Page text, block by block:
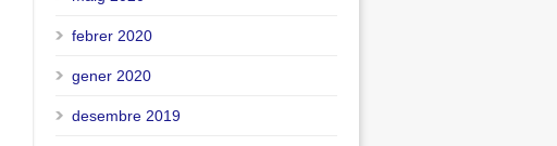
febrer 2020
gener 2020
desembre 2019